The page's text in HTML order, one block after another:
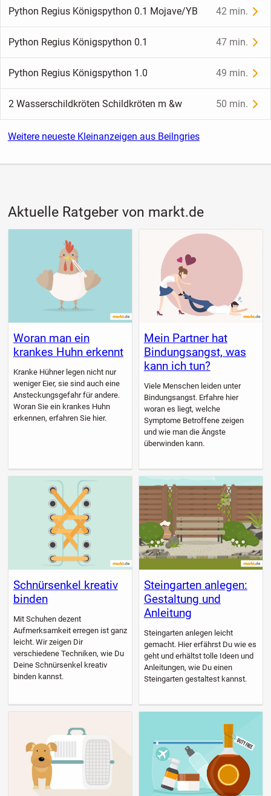
Python Regius Königspython 0.1 Mojave/YB 42 min.
Python Regius Königspython 0.1 47 min.
Python Regius Königspython 1.0 49 min.
2 Wasserschildkröten Schildkröten m &w 50 min.
Weitere neueste Kleinanzeigen aus Beilngries
Aktuelle Ratgeber von markt.de
Woran man ein
krankes Huhn erkennt
Kranke Hühner legen nicht nur
weniger Eier, sie sind auch eine
Ansteckungsgefahr für andere.
Woran Sie ein krankes Huhn
erkennen, erfahren Sie hier.
Mein Partner hat
Bindungsangst, was
kann ich tun?
Viele Menschen leiden unter
Bindungsangst. Erfahre hier
woran es liegt, welche
Symptome Betroffene zeigen
und wie man die Ängste
überwinden kann.
Schnürsenkel kreativ
binden
Mit Schuhen dezent
Aufmerksamkeit erregen ist ganz
leicht. Wir zeigen Dir
verschiedene Techniken, wie Du
Deine Schnürsenkel kreativ
binden kannst.
Steingarten anlegen:
Gestaltung und
Anleitung
Steingarten anlegen leicht
gemacht. Hier erfährst Du wie es
geht und erhältst tolle Ideen und
Anleitungen, wie Du einen
Steingarten gestaltest kannst.